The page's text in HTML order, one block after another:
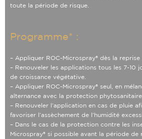
toute la période de risque.
Programme* :
– Appliquer ROC-Microspray® dès la reprise
– Renouveler les applications tous les 7-10
de croissance végétative.
– Appliquer ROC-Microspray® seul, en
alternance avec la protection phytosanitaire
– Renouveler l’application en cas de pluie
favoriser l’assèchement de l’humidité
– Dans le cas de la protection contre les
Microspray® si possible avant la période de